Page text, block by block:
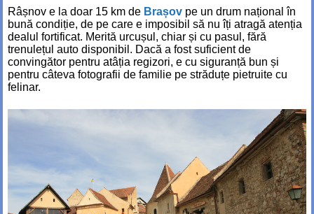
Râșnov e la doar 15 km de Brașov pe un drum național în
bună condiție, de pe care e imposibil să nu îți atragă atenția
dealul fortificat. Merită urcușul, chiar și cu pasul, fără
trenulețul auto disponibil. Dacă a fost suficient de
convingător pentru atâția regizori, e cu siguranță bun și
pentru câteva fotografii de familie pe străduțe pietruite cu
felinar.